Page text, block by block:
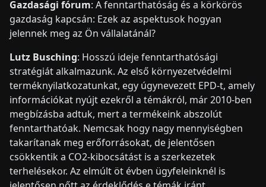
Gazdasági fórum: A fenntarthatóság és a körkörös
gazdaság kapcsán: Ezek az aspektusok hogyan
jelennek meg az Ön vállalatánál?
Lutz Busching: Hosszú ideje fenntarthatósági
stratégiát alkalmazunk. Az első környezetvédelmi
terméknyilatkozatunkat, egy úgynevezett EPD-t, amely
információkat nyújt ezekről a témákról, már 2010-ben
megbízásba adtuk, mert a termékeink abszolút
fenntarthatóak. Nemcsak hogy nagy mennyiségben
takarítanak meg erőforrásokat, de jelentősen
csökkentik a CO2-kibocsátást is a szerkezetek
terhelésekor. Az elmúlt öt évben ügyfeleinknél is